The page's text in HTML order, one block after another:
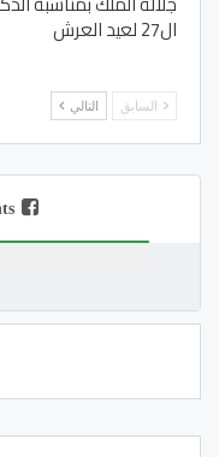
ال27 لعيد العرش
السابق التالي